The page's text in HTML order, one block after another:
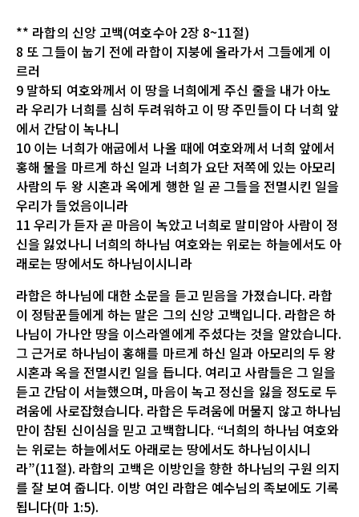
** 라합의 신앙 고백(여호수아 2장 8~11절)
8 또 그들이 눕기 전에 라합이 지붕에 올라가서 그들에게 이
르러
9 말하되 여호와께서 이 땅을 너희에게 주신 줄을 내가 아노
라 우리가 너희를 심히 두려워하고 이 땅 주민들이 다 너희 앞
에서 간담이 녹나니
10 이는 너희가 애굽에서 나올 때에 여호와께서 너희 앞에서
홍해 물을 마르게 하신 일과 너희가 요단 저쪽에 있는 아모리
사람의 두 왕 시혼과 옥에게 행한 일 곧 그들을 전멸시킨 일을
우리가 들었음이니라
11 우리가 듣자 곧 마음이 녹았고 너희로 말미암아 사람이 정
신을 잃었나니 너희의 하나님 여호와는 위로는 하늘에서도 아
래로는 땅에서도 하나님이시니라
라합은 하나님에 대한 소문을 듣고 믿음을 가졌습니다. 라합
이 정탐꾼들에게 하는 말은 그의 신앙 고백입니다. 라합은 하
나님이 가나안 땅을 이스라엘에게 주셨다는 것을 알았습니다.
그 근거로 하나님이 홍해를 마르게 하신 일과 아모리의 두 왕
시혼과 옥을 전멸시킨 일을 듭니다. 여리고 사람들은 그 일을
듣고 간담이 서늘했으며, 마음이 녹고 정신을 잃을 정도로 두
려움에 사로잡혔습니다. 라합은 두려움에 머물지 않고 하나님
만이 참된 신이심을 믿고 고백합니다. “너희의 하나님 여호와
는 위로는 하늘에서도 아래로는 땅에서도 하나님이시니
라”(11절). 라합의 고백은 이방인을 향한 하나님의 구원 의지
를 잘 보여 줍니다. 이방 여인 라합은 예수님의 족보에도 기록
됩니다(마 1:5).